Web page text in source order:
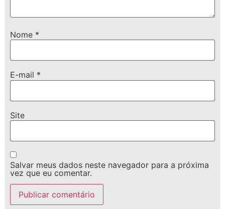
Nome *
E-mail *
Site
Salvar meus dados neste navegador para a próxima
vez que eu comentar.